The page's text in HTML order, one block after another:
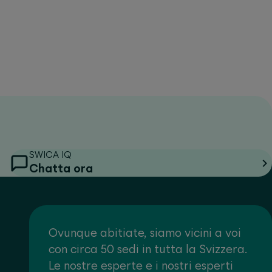
SWICA IQ
Chatta ora
Ovunque abitiate, siamo vicini a voi
con circa 50 sedi in tutta la Svizzera.
Le nostre esperte e i nostri esperti